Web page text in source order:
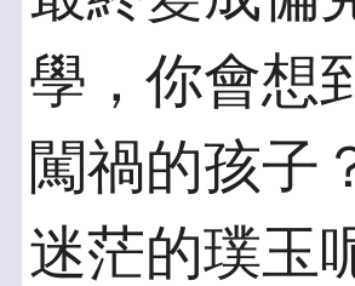
學，你會想
闖禍的孩子
迷茫的璞玉